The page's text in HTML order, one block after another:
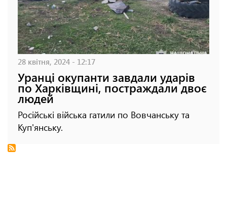
28 квітня, 2024 - 12:17
Уранці окупанти завдали ударів
по Харківщині, постраждали двоє
людей
Російські війська гатили по Вовчанську та
Куп'янську.